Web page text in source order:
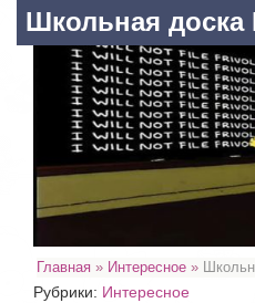
Школьная
Главная » Интересное »
Рубрики: Интересное